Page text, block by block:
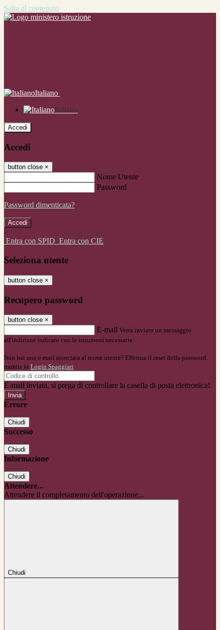
Salta al contenuto
Italiano
Italiano
Accedi
Accedi
button close ×
Nome Utente
Password
Password dimenticata?
-
Entra con SPID Entra con CIE
Seleziona utente
button close ×
Recupero password
button close ×
E-mail Verrà inviato un messaggio
all'indirizzo indicato con le istruzioni necessarie.
Non hai una e-mail associata al nome utente? Effettua il reset della password
tramite la Login Spaggiari
E-mail inviata, si prega di controllare la casella di posta elettronica!
Errore
Chiudi
Successo
Chiudi
Informazione
Chiudi
Attendere...
Attendere il completamento dell'operazione...
Chiudi